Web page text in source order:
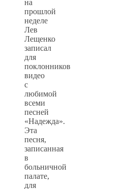
на
прошлой
неделе
Лев
Лещенко
записал
для
поклонников
видео
с
любимой
всеми
песней
«Надежда».
Эта
песня,
записанная
в
больничной
палате,
для